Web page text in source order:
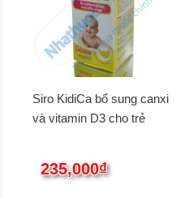
Siro KidiCa bổ sung canxi
và vitamin D3 cho trẻ
235,000₫